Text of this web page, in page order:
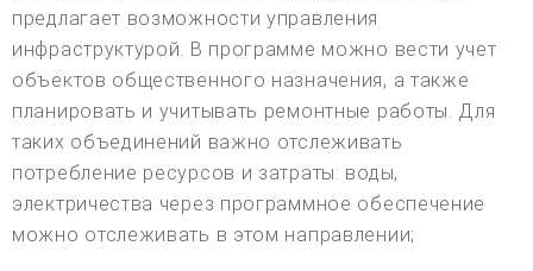
предлагает возможности управления
инфраструктурой. В программе можно вести учет
объектов общественного назначения, а также
планировать и учитывать ремонтные работы. Для
таких объединений важно отслеживать
потребление ресурсов и затраты: воды,
электричества через программное обеспечение
можно отслеживать в этом направлении;